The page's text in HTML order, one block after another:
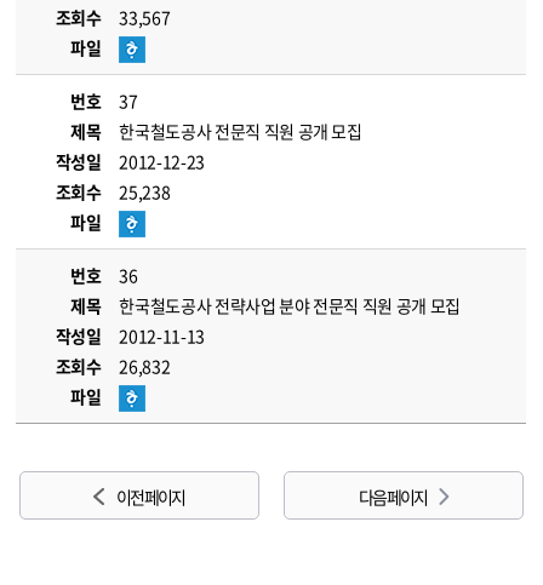
조회수
33,567
파일
번호
37
제목
한국철도공사 전문직 직원 공개 모집
작성일
2012-12-23
조회수
25,238
파일
번호
36
제목
한국철도공사 전략사업 분야 전문직 직원 공개 모집
작성일
2012-11-13
조회수
26,832
파일
이전 페이지 다음 페이지